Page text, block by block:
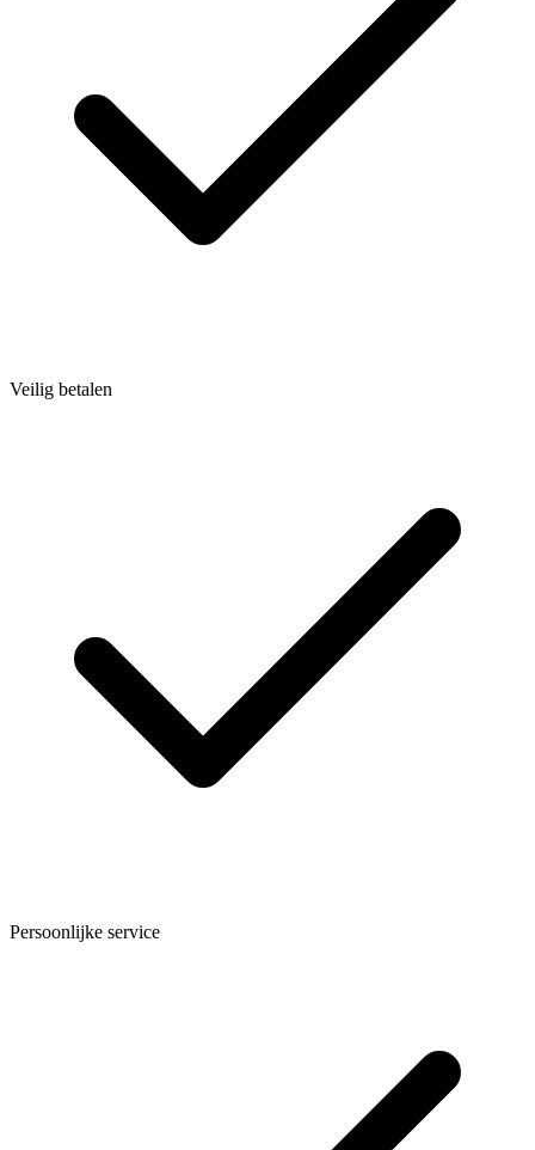
Veilig betalen
Persoonlijke service